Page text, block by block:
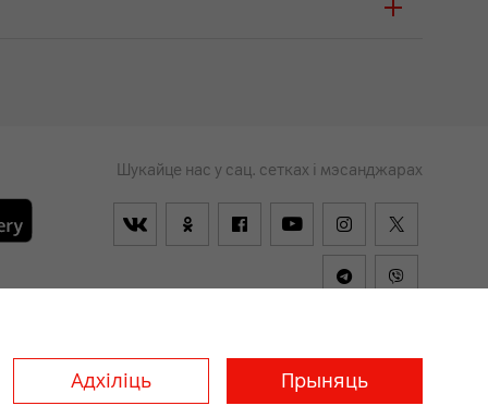
Шукайце нас у сац. сетках і мэсанджарах
слабавідушчых
ўключаныАдхіліць Прыняць